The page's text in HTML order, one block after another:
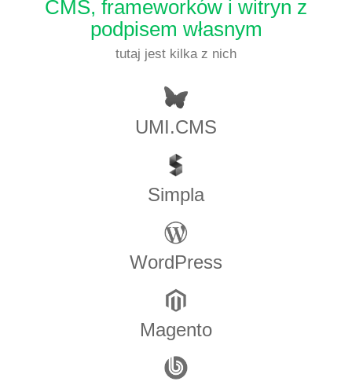
CMS, frameworków i witryn z
podpisem własnym
tutaj jest kilka z nich
UMI.CMS
Simpla
WordPress
Magento